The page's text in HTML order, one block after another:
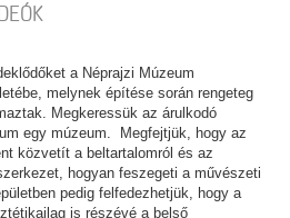
a Néprajzi Múzeum
melynek építése során rengeteg
Megkeressük az árulkodó
egy múzeum. Megfejtjük, hogy az
közvetít a beltartalomról és az
hogyan feszegeti a művészeti
pedig felfedezhetjük, hogy a
is részévé a belső